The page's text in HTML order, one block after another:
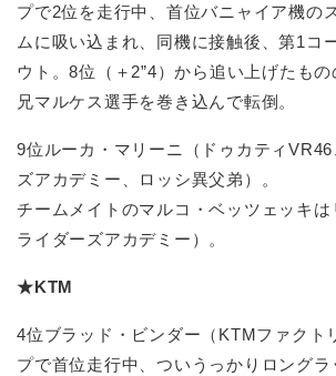
プで2位を走行中、首位バニャイア機の
ムに吸い込まれ、同機に接触後、第1コ
ウト。8位（＋2”4）から追い上げたも
兄マルケス選手を巻き込んで転倒。
9位ルーカ・マリーニ（ドゥカティ
ズアカデミー、ロッシ異父弟）。
チームメイトのマルコ・ベッツェッキ
ライダーズアカデミー）。
★KTM
4位ブラッド・ビンダー（KTMファクト
プで首位走行中、ついうっかりロングラ